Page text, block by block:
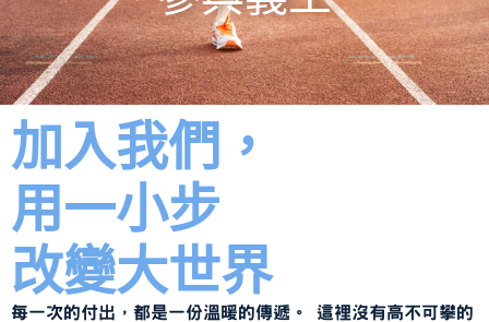
加入我們，
用一小步
改變大世界
每一次的付出，都是一份溫暖的傳遞。 這裡沒有高不可攀的